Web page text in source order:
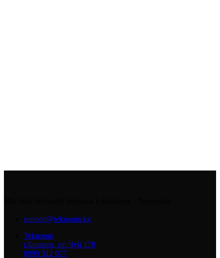
support@teknomir.kg
Teknomir
г.Бишкек, пр.Чуй 178
0999 312 077